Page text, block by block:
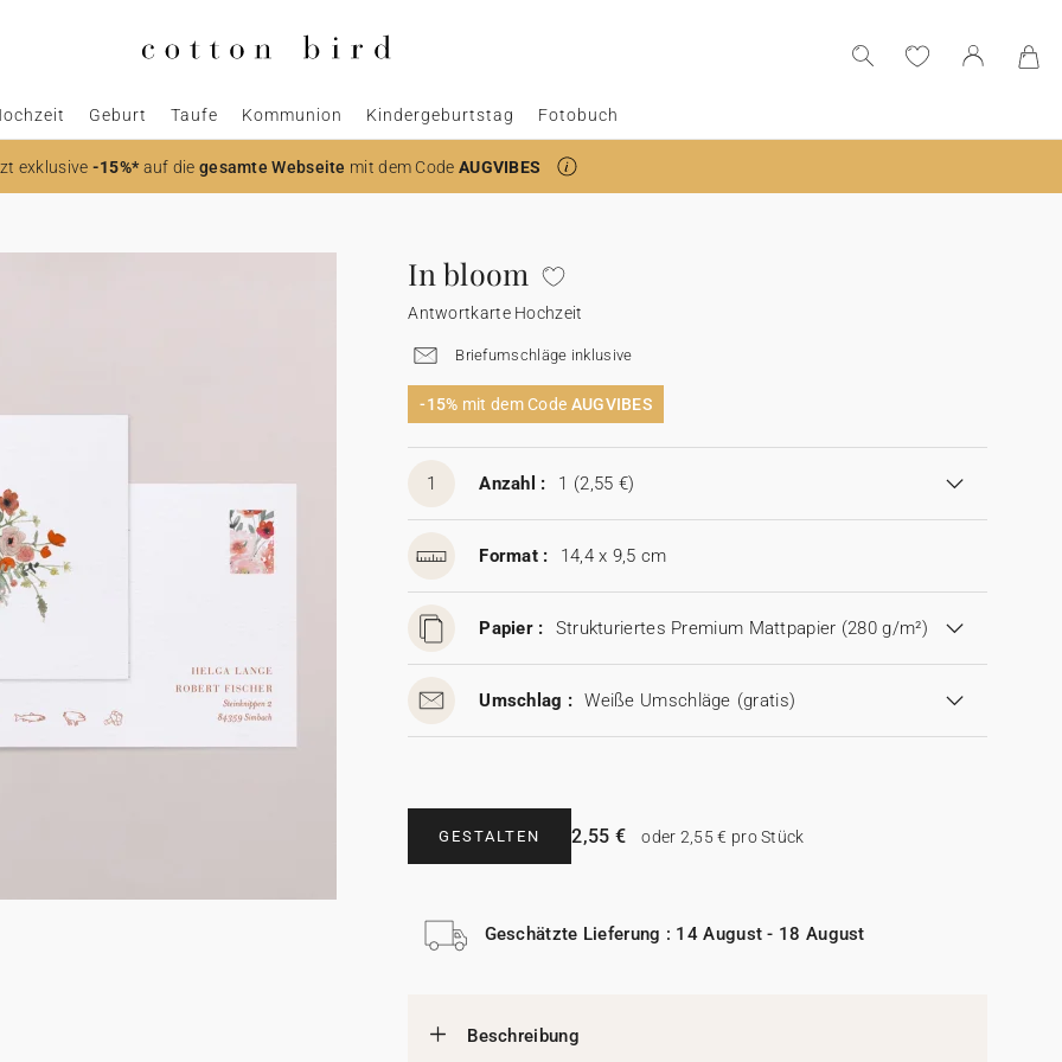
Geburt Taufe Kommunion Kindergeburtstag Fotobuch
exklusive -15%*auf die gesamte Webseite mit dem Code AUGVIBES
In bloom
Antwortkarte Hochzeit
Briefumschläge inklusive
-15% mit dem Code AUGVIBES
1 Anzahl : 1 (2,55 €)
Format : 14,4 x 9,5 cm
Papier : Strukturiertes Premium Mattpapier (280 g/m²)
Umschlag : Weiße Umschläge (gratis)
GESTALTEN 2,55 € oder 2,55 € pro Stück
Geschätzte Lieferung : 14 August - 18 August
Beschreibung